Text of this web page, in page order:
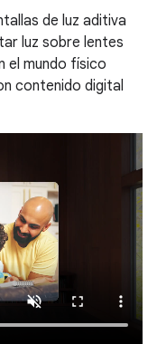
de luz aditiva
luz sobre lentes
el mundo físico
contenido digital